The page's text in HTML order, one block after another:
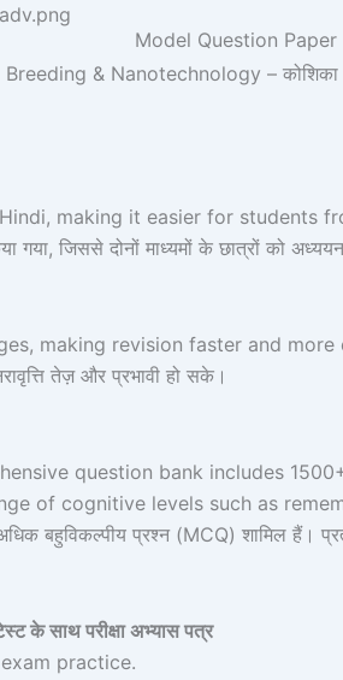
Model Question Paper
& Nanotechnology – कोशिका
making it easier for students
गया, जिससे दोनों माध्यमों के छात्रों को
making revision faster and more
तेज़ और प्रभावी हो सके।
question bank includes
of cognitive levels such as
बहुविकल्पीय प्रश्न (MCQ) शामिल हैं।
साथ परीक्षा अभ्यास पत्र
practice.